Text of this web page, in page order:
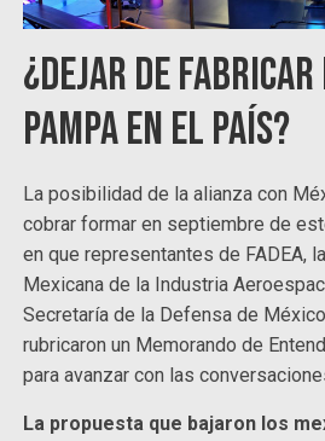
¿Dejar de fabricar
Pampa en el país?
La posibilidad de la alianza con
cobrar formar en septiembre de
en que representantes de FADEA,
Mexicana de la Industria
Secretaría de la Defensa de
rubricaron un Memorando de
para avanzar con las
La propuesta que bajaron los